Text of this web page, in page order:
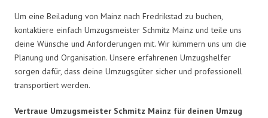
Um eine Beiladung von Mainz nach Fredrikstad zu buchen,
kontaktiere einfach Umzugsmeister Schmitz Mainz und teile uns
deine Wünsche und Anforderungen mit. Wir kümmern uns um die
Planung und Organisation. Unsere erfahrenen Umzugshelfer
sorgen dafür, dass deine Umzugsgüter sicher und professionell
transportiert werden.
Vertraue Umzugsmeister Schmitz Mainz für deinen Umzug